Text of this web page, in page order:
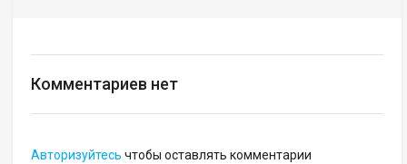
Комментариев нет
Авторизуйтесь чтобы оставлять комментарии